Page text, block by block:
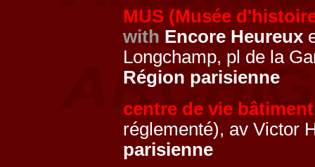
MUS (Musée
with Encore Heureux
Longchamp, pl de la
Région parisienne
centre de vie
réglementé), av Victor
parisienne